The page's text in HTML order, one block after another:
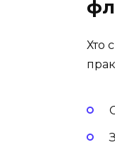
Хто